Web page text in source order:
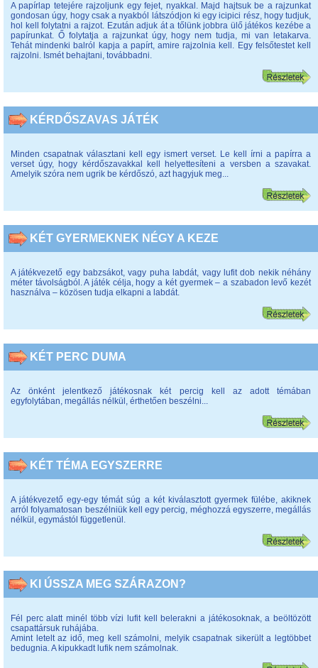
A papírlap tetejére rajzoljunk egy fejet, nyakkal. Majd hajtsuk be a rajzunkat
gondosan úgy, hogy csak a nyakból látszódjon ki egy icipici rész, hogy tudjuk,
hol kell folytatni a rajzot. Ezután adjuk át a tőlünk jobbra ülő játékos kezébe a
papírunkat. Ő folytatja a rajzunkat úgy, hogy nem tudja, mi van letakarva.
Tehát mindenki balról kapja a papírt, amire rajzolnia kell. Egy felsőtestet kell
rajzolni. Ismét behajtani, továbbadni.
KÉRDŐSZAVAS JÁTÉK
Minden csapatnak választani kell egy ismert verset. Le kell írni a papírra a
verset úgy, hogy kérdőszavakkal kell helyettesíteni a versben a szavakat.
Amelyik szóra nem ugrik be kérdőszó, azt hagyjuk meg...
KÉT GYERMEKNEK NÉGY A KEZE
A játékvezető egy babzsákot, vagy puha labdát, vagy lufit dob nekik néhány
méter távolságból. A játék célja, hogy a két gyermek – a szabadon levő kezét
használva – közösen tudja elkapni a labdát.
KÉT PERC DUMA
Az önként jelentkező játékosnak két percig kell az adott témában
egyfolytában, megállás nélkül, érthetően beszélni...
KÉT TÉMA EGYSZERRE
A játékvezető egy-egy témát súg a két kiválasztott gyermek fülébe, akiknek
arról folyamatosan beszélniük kell egy percig, méghozzá egyszerre, megállás
nélkül, egymástól függetlenül.
KI ÚSSZA MEG SZÁRAZON?
Fél perc alatt minél több vízi lufit kell belerakni a játékosoknak, a beöltözött
csapattársuk ruhájába.
Amint letelt az idő, meg kell számolni, melyik csapatnak sikerült a legtöbbet
bedugnia. A kipukkadt lufik nem számolnak.